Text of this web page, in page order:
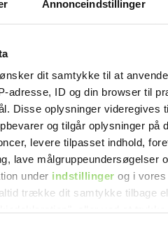
Annonceindstillinger
ønsker dit samtykke til at
adresse, ID og din browser til
Disse oplysninger videregives
og tilgår oplysninger på
levere tilpasset indhold,
lave målgruppeundersøgelser
under indstillinger og i vores
trække dit samtykke tilbage